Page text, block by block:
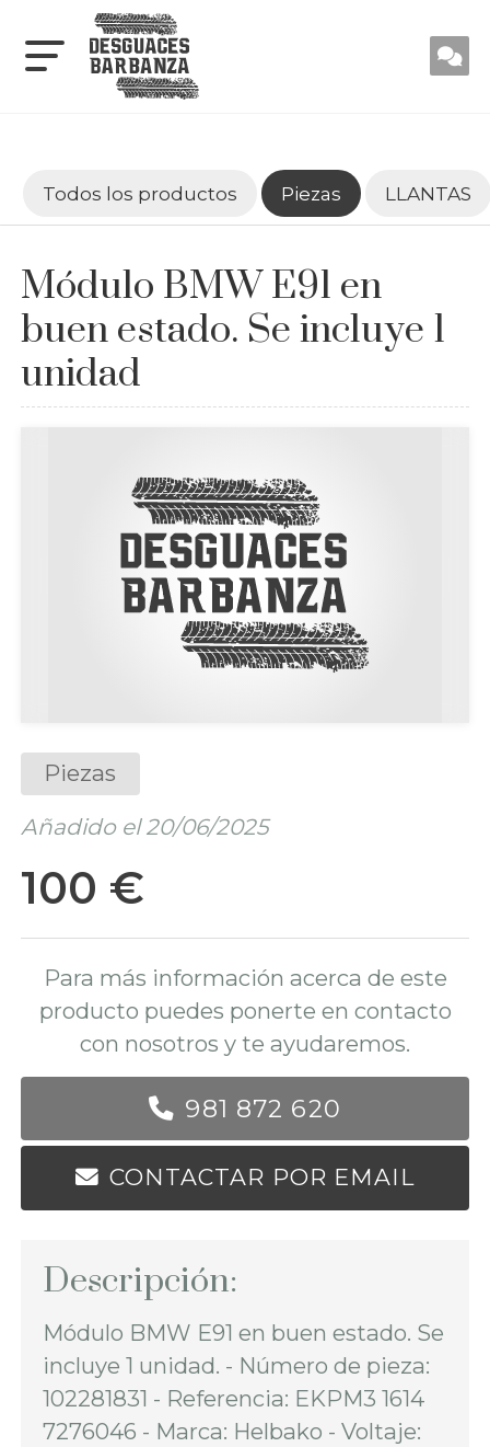
Todos los productos Piezas LLANTAS
Módulo BMW E91 en
buen estado. Se incluye 1
unidad
Piezas
Añadido el 20/06/2025
100 €
Para más información acerca de este
producto puedes ponerte en contacto
con nosotros y te ayudaremos.
981 872 620
CONTACTAR POR EMAIL
Descripción:
Módulo BMW E91 en buen estado. Se
incluye 1 unidad. - Número de pieza:
102281831 - Referencia: EKPM3 1614
7276046 - Marca: Helbako - Voltaje: